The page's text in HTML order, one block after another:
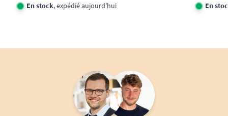
En stock, expédié aujourd'hui En